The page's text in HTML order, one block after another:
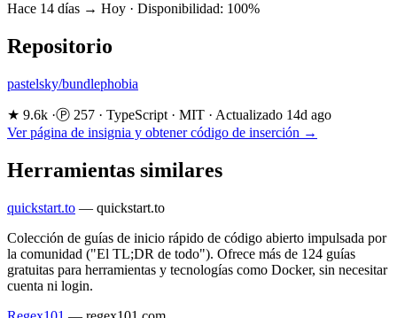
Hace 14 días → Hoy · Disponibilidad: 100%
Repositorio
pastelsky/bundlephobia
★ 9.6k ·Ⓟ 257 · TypeScript · MIT · Actualizado 14d ago
Ver página de insignia y obtener código de inserción →
Herramientas similares
quickstart.to — quickstart.to
Colección de guías de inicio rápido de código abierto impulsada por
la comunidad ("El TL;DR de todo"). Ofrece más de 124 guías
gratuitas para herramientas y tecnologías como Docker, sin necesitar
cuenta ni login.